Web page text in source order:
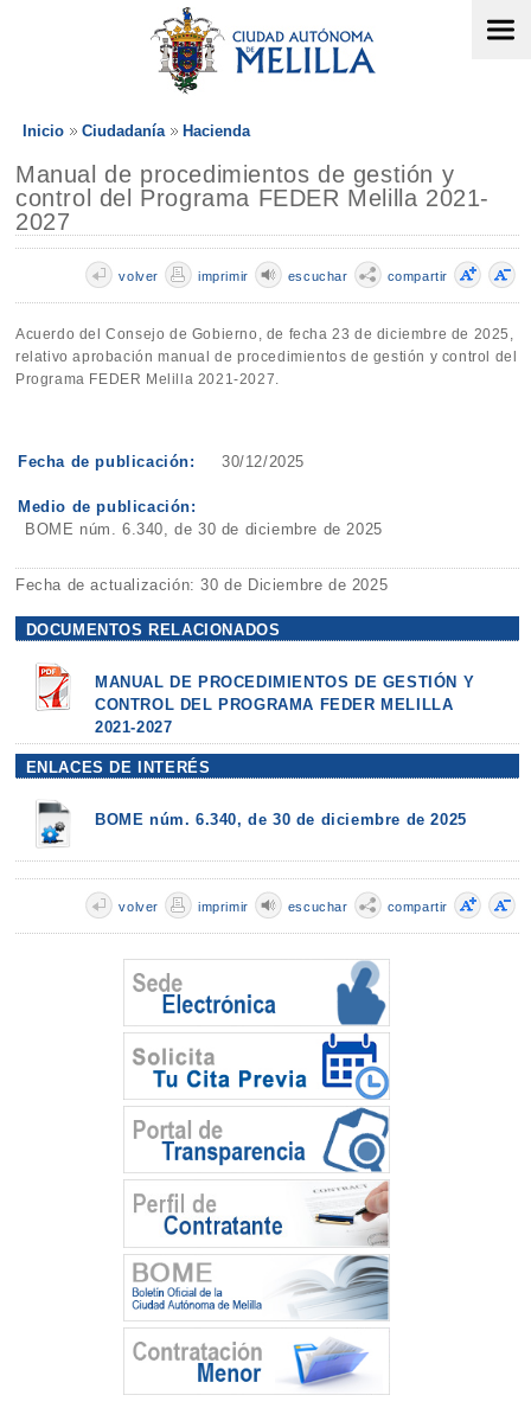
Inicio Ciudadanía Hacienda
Manual de procedimientos de gestión y
control del Programa FEDER Melilla 2021-
2027
compartir
escuchar
imprimir
volver
Acuerdo del Consejo de Gobierno, de fecha 23 de diciembre de 2025,
relativo aprobación manual de procedimientos de gestión y control del
Programa FEDER Melilla 2021-2027.
Fecha de publicación: 30/12/2025
Medio de publicación:
BOME núm. 6.340, de 30 de diciembre de 2025
Fecha de actualización: 30 de Diciembre de 2025
DOCUMENTOS RELACIONADOS
MANUAL DE PROCEDIMIENTOS DE GESTIÓN Y
CONTROL DEL PROGRAMA FEDER MELILLA
2021-2027
ENLACES DE INTERÉS
BOME núm. 6.340, de 30 de diciembre de 2025
compartir
escuchar
imprimir
volver